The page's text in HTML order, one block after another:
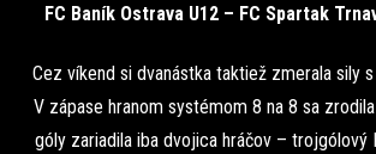
FC Baník Ostrava U12 – FC Spartak
Cez víkend si dvanástka taktiež zmerala sily s
V zápase hranom systémom 8 na 8 sa
góly zariadila iba dvojica hráčov – trojgólový